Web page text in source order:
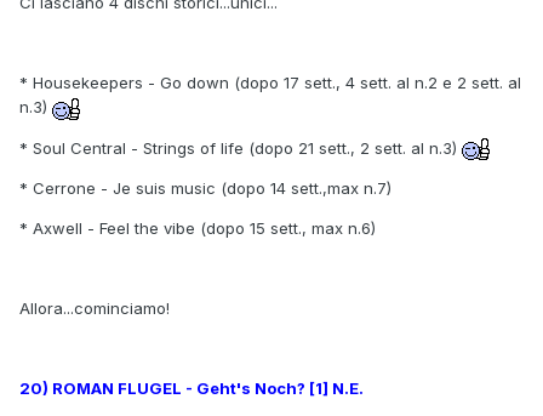
* Housekeepers - Go down (dopo 17 sett., 4 sett. al n.2 e 2 sett. al
n.3)
* Soul Central - Strings of life (dopo 21 sett., 2 sett. al n.3)
* Cerrone - Je suis music (dopo 14 sett.,max n.7)
* Axwell - Feel the vibe (dopo 15 sett., max n.6)
Allora...cominciamo!
20) ROMAN FLUGEL - Geht's Noch? [1] N.E.